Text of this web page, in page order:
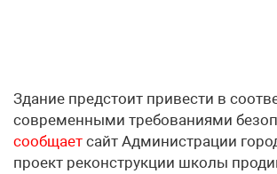
Здание предстоит привести в
современными требованиями
сообщает сайт Администрации
проект реконструкции школы